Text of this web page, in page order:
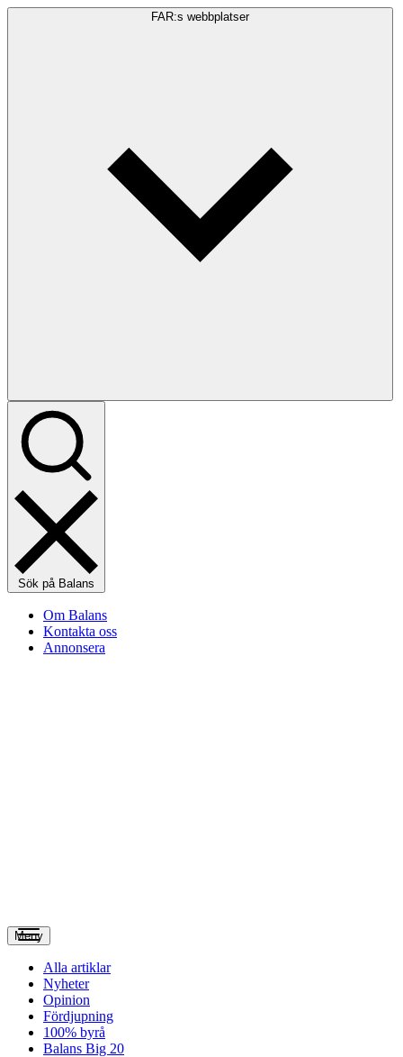
FAR:s webbplatser
Sök på Balans
Om Balans
Kontakta oss
Annonsera
Meny
Alla artiklar
Nyheter
Opinion
Fördjupning
100% byrå
Balans Big 20